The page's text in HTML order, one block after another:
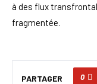
à des flux
fragmentée.
PARTAGER 0